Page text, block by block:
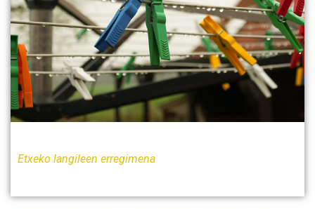
Etxeko langileen erregimena